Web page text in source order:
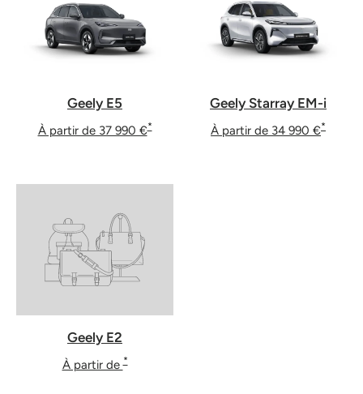
Geely E5
À partir de 37 990 €*
Geely Starray EM-i
À partir de 34 990 €*
Geely E2
À partir de*